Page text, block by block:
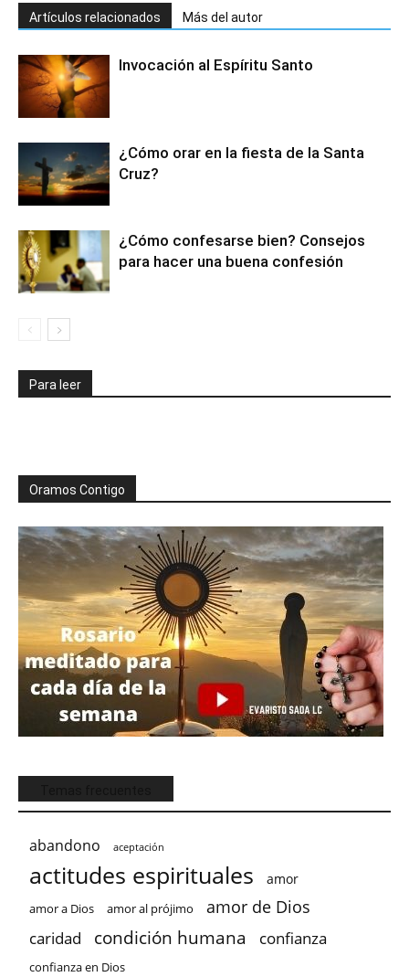
Artículos relacionados Más del autor
Invocación al Espíritu Santo
¿Cómo orar en la fiesta de la Santa
Cruz?
¿Cómo confesarse bien? Consejos
para hacer una buena confesión
Para leer
Oramos Contigo
abandono aceptación
actitudes espirituales amor
amor a Dios amor al prójimo amor de Dios
caridad condición humana confianza
confianza en Dios